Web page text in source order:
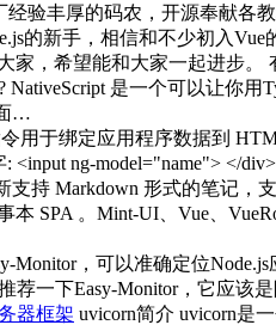
验丰厚的码农，开源奉献
的新手，相信和不少初入
家，希望能和大家一起进步
NativeScript 是一个可以让你
…
用于绑定应用程序数据到
<input ng-model="name"> </
支持 Markdown 形式的笔记，
SPA 。Mint-UI、Vue、
Monitor，可以准确定位
荐一下Easy-Monitor，它应
器框架 uvicorn简介 uvicorn是